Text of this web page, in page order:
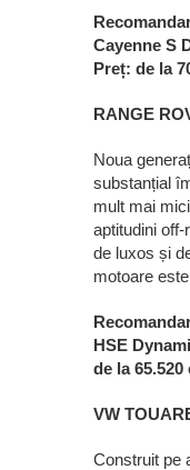
Cayenne S
Preț: de la
RANGE
Noua
substanțial
mult mai
aptitudini
de luxos și
motoare
HSE
de la 65.520
VW
Construit pe